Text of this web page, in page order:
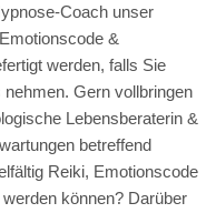
Coach unser
&
werden, falls Sie
Gern vollbringen
Lebensberaterin &
betreffend
Reiki, Emotionscode
können? Darüber